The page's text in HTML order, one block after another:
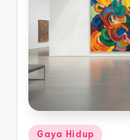
Posted
Gaya Hidup